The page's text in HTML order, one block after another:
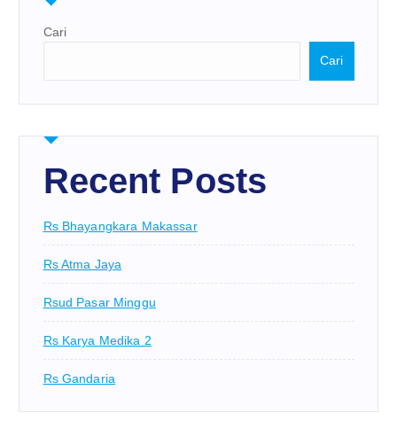
Cari
Cari
Recent Posts
Rs Bhayangkara Makassar
Rs Atma Jaya
Rsud Pasar Minggu
Rs Karya Medika 2
Rs Gandaria